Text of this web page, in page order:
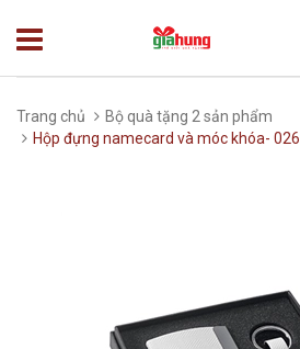
Trang chủ
Bộ quà tặng 2 sản phẩm
Hộp đựng namecard và móc khóa- 026